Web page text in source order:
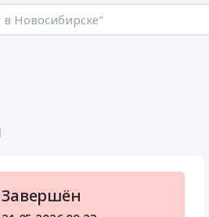
Завершён